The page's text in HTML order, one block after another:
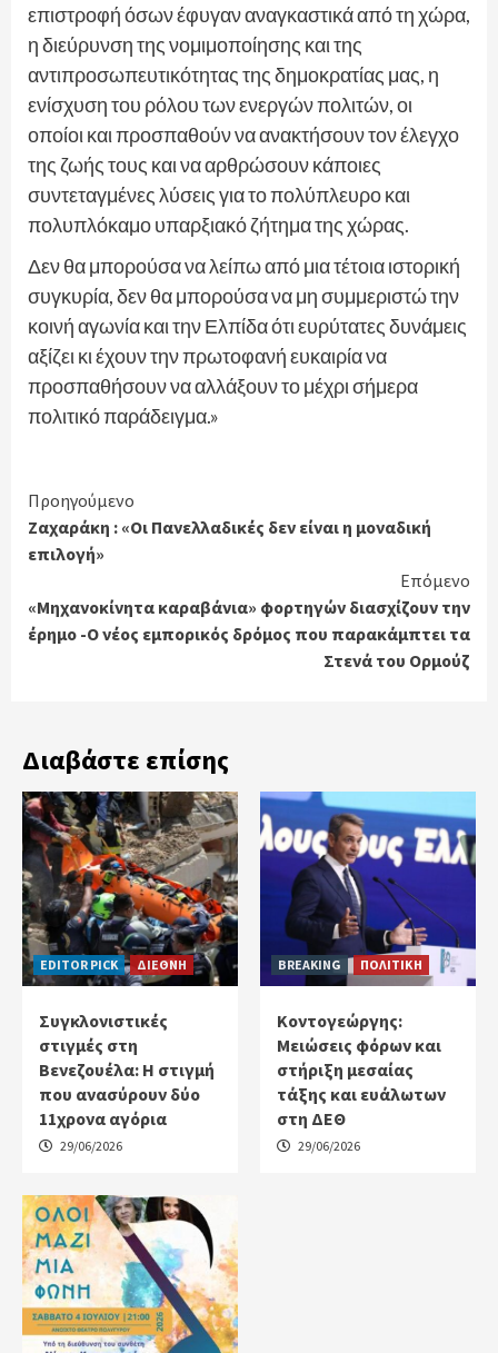
επιστροφή όσων έφυγαν αναγκαστικά από τη χώρα,
η διεύρυνση της νομιμοποίησης και της
αντιπροσωπευτικότητας της δημοκρατίας μας, η
ενίσχυση του ρόλου των ενεργών πολιτών, οι
οποίοι και προσπαθούν να ανακτήσουν τον έλεγχο
της ζωής τους και να αρθρώσουν κάποιες
συντεταγμένες λύσεις για το πολύπλευρο και
πολυπλόκαμο υπαρξιακό ζήτημα της χώρας.
Δεν θα μπορούσα να λείπω από μια τέτοια ιστορική
συγκυρία, δεν θα μπορούσα να μη συμμεριστώ την
κοινή αγωνία και την Ελπίδα ότι ευρύτατες δυνάμεις
αξίζει κι έχουν την πρωτοφανή ευκαιρία να
προσπαθήσουν να αλλάξουν το μέχρι σήμερα
πολιτικό παράδειγμα.»
Continue
Reading
Προηγούμενο
Ζαχαράκη : «Οι Πανελλαδικές δεν είναι η μοναδική
επιλογή»
Επόμενο
«Μηχανοκίνητα καραβάνια» φορτηγών διασχίζουν την
έρημο -Ο νέος εμπορικός δρόμος που παρακάμπτει τα
Στενά του Ορμούζ
Διαβάστε επίσης
EDITOR PICK ΔΙΕΘΝΗ
Συγκλονιστικές
στιγμές στη
Βενεζουέλα: Η στιγμή
που ανασύρουν δύο
11χρονα αγόρια
29/06/2026
BREAKING ΠΟΛΙΤΙΚΗ
Κοντογεώργης:
Μειώσεις φόρων και
στήριξη μεσαίας
τάξης και ευάλωτων
στη ΔΕΘ
29/06/2026